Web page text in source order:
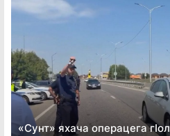
«Сунт» яхача операцега